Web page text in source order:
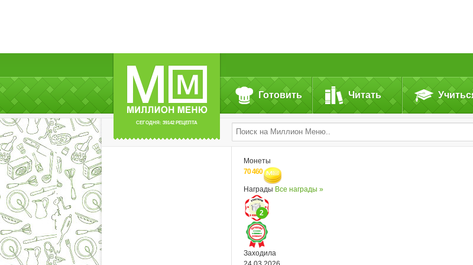
СЕГОДНЯ: 39142 РЕЦЕПТА
Готовить Читать
Монеты
70 460
Награды Все награды »
2
Заходила